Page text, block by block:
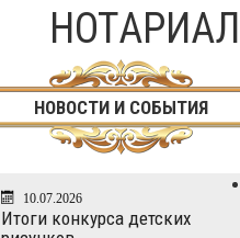
НОВОСТИ И СОБЫТИЯ
10.07.2026
Итоги конкурса детских